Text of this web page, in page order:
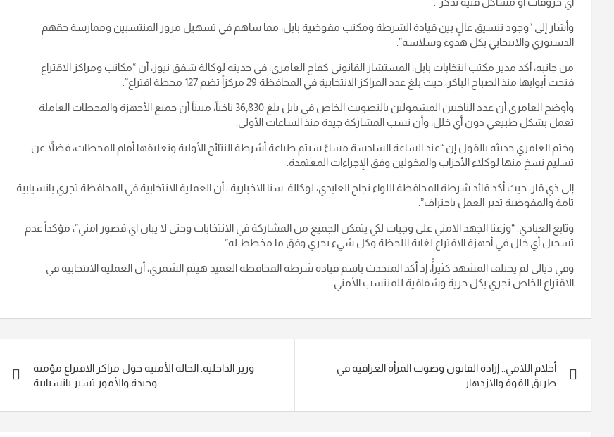
وأشار إلى “وجود تنسيق عالٍ بين قيادة الشرطة ومكتب مفوضية بابل، مما ساهم في تسهيل مرور المنتسبين وممارسة حقهم
الدستوري والانتخابي بكل هدوء وسلاسة”.
من جانبه، أكد مدير مكتب انتخابات بابل، المستشار القانوني كفاح العامري، في حديثه لوكالة شفق نيوز، أن “مكاتب ومراكز الاقتراع
فتحت أبوابها منذ الصباح الباكر، حيث بلغ عدد المراكز الانتخابية في المحافظة 29 مركزاً تضم 127 محطة اقتراع”.
وأوضح العامري أن عدد الناخبين المشمولين بالتصويت الخاص في بابل بلغ 36,830 ناخباً، مبيناً أن جميع الأجهزة والمحطات العاملة
تعمل بشكل طبيعي دون أي خلل، وأن نسب المشاركة جيدة منذ الساعات الأولى.
وختم العامري حديثه بالقول إن “عند الساعة السادسة مساءً سيتم طباعة أشرطة النتائج الأولية وتعليقها أمام المحطات، فضلاً عن
تسليم نسخ منها لوكلاء الأحزاب والمخولين وفق الإجراءات المعتمدة.
إلى ذي قار، حيث أكد قائد شرطة المحافظة اللواء نجاح العابدي، لوكالة سنا الاخبارية ، أن العملية الانتخابية في المحافظة تجري بانسيابية
تامة والمفوضية تدير العمل باحتراف”.
وتابع العبادي: “وزعنا الجهد الامني على وجبات لكي يتمكن الجميع من المشاركة في الانتخابات وحتى لا يبان اي قصور امني”، مؤكداً عدم
تسجيل أي خلل في أجهزة الاقتراع لغاية اللحظة وكل شيء يجري وفق ما مخطط له”.
وفي ديالى لم يختلف المشهد كثيراًُ، إذ أكد المتحدث باسم قيادة شرطة المحافظة العميد هيثم الشمري، أن العملية الانتخابية في
الاقتراع الخاص تجري بكل حرية وشفافية للمنتسب الأمني.
المقالات
أحلام اللامي.. إرادة القانون وصوت المرأة العراقية في
طريق القوة والازدهار
وزير الداخلية: الحالة الأمنية حول مراكز الاقتراع مؤمنة
وجيدة والأمور تسير بانسيابية